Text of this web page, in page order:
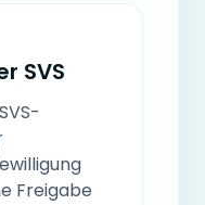
SVS
Freigabe